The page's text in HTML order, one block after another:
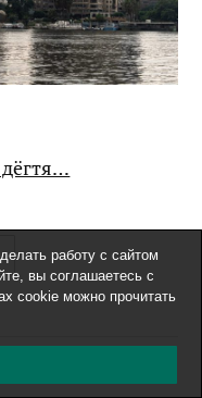
работу с сайтом
вы соглашаетесь с
cookie можно прочитать